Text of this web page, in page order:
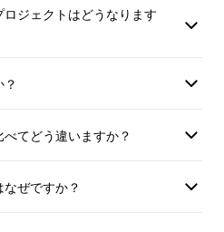
ビール
ジェクトはどうなります
？
てどう違いますか？
ぜですか？